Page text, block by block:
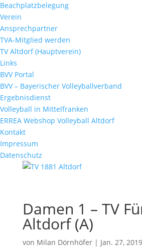
Beachplatzbelegung
Verein
Ansprechpartner
TVA-Mitglied werden
TV Altdorf (Hauptverein)
Links
BVV Portal
BVV – Bayerischer Volleyballverband
Ergebnisdienst
Volleyball in Mittelfranken
ERREA Webshop Volleyball Altdorf
Kontakt
Impressum
Datenschutz
Damen 1 – TV
Altdorf (A)
von Milan Dörnhöfer| Jan. 27, 2019